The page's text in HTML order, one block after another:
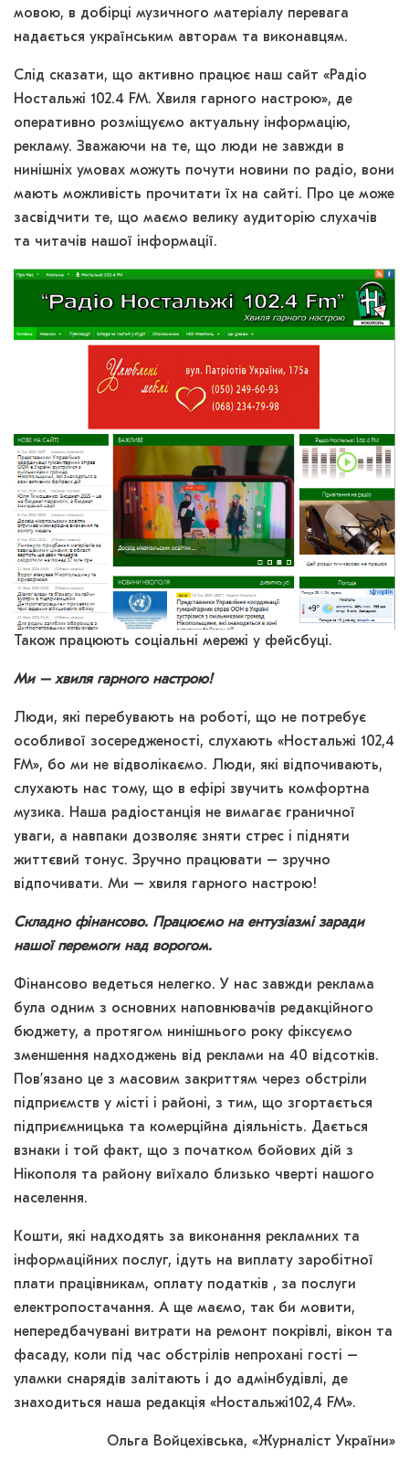
мовою, в добірці музичного матеріалу перевага
надається українським авторам та виконавцям.
Слід сказати, що активно працює наш сайт «Радіо
Ностальжі 102.4 FM. Хвиля гарного настрою», де
оперативно розміщуємо актуальну інформацію,
рекламу. Зважаючи на те, що люди не завжди в
нинішніх умовах можуть почути новини по радіо, вони
мають можливість прочитати їх на сайті. Про це може
засвідчити те, що маємо велику аудиторію слухачів
та читачів нашої інформації.
Також працюють соціальні мережі у фейсбуці.
Ми – хвиля гарного настрою!
Люди, які перебувають на роботі, що не потребує
особливої зосередженості, слухають «Ностальжі 102,4
FM», бо ми не відволікаємо. Люди, які відпочивають,
слухають нас тому, що в ефірі звучить комфортна
музика. Наша радіостанція не вимагає граничної
уваги, а навпаки дозволяє зняти стрес і підняти
життєвий тонус. Зручно працювати – зручно
відпочивати. Ми – хвиля гарного настрою!
Складно фінансово. Працюємо на ентузіазмі заради
нашої перемоги над ворогом.
Фінансово ведеться нелегко. У нас завжди реклама
була одним з основних наповнювачів редакційного
бюджету, а протягом нинішнього року фіксуємо
зменшення надходжень від реклами на 40 відсотків.
Пов’язано це з масовим закриттям через обстріли
підприємств у місті і районі, з тим, що згортається
підприємницька та комерційна діяльність. Дається
взнаки і той факт, що з початком бойових дій з
Нікополя та району виїхало близько чверті нашого
населення.
Кошти, які надходять за виконання рекламних та
інформаційних послуг, ідуть на виплату заробітної
плати працівникам, оплату податків , за послуги
електропостачання. А ще маємо, так би мовити,
непередбачувані витрати на ремонт покрівлі, вікон та
фасаду, коли під час обстрілів непрохані гості –
уламки снарядів залітають і до адмінбудівлі, де
знаходиться наша редакція «Ностальжі102,4 FM».
Ольга Войцехівська, «Журналіст України»